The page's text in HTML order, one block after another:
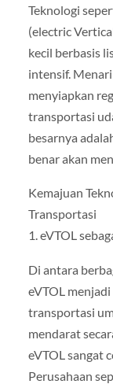
Teknologi
(electric
kecil berbasis
intensif.
menyiapkan
transportasi
besarnya
benar akan
Kemajuan
Transportasi
1. eVTOL
Di antara
eVTOL
transportasi
mendarat
eVTOL sangat
Perusahaan